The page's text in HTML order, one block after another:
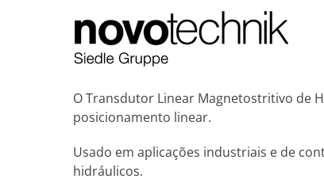
O Transdutor Linear Magnetostritivo de
posicionamento linear.
Usado em aplicações industriais e de
hidráulicos.